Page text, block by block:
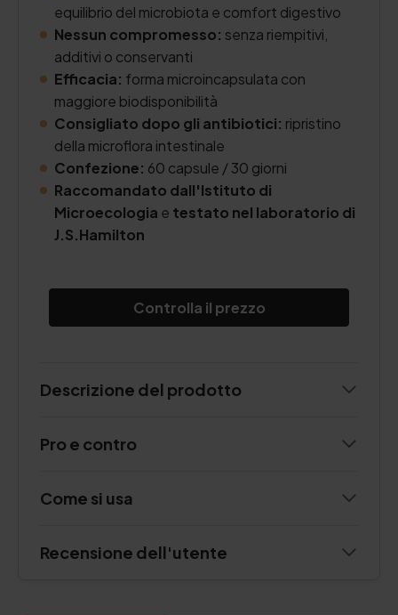
equilibrio del microbiota e comfort digestivo
Nessun compromesso: senza riempitivi,
additivi o conservanti
Efficacia: forma microincapsulata con
maggiore biodisponibilità
Consigliato dopo gli antibiotici: ripristino
della microflora intestinale
Confezione: 60 capsule / 30 giorni
Raccomandato dall'Istituto di
Microecologia e testato nel laboratorio di
J.S.Hamilton
Controlla il prezzo
Descrizione del prodotto
Pro e contro
Come si usa
Recensione dell'utente